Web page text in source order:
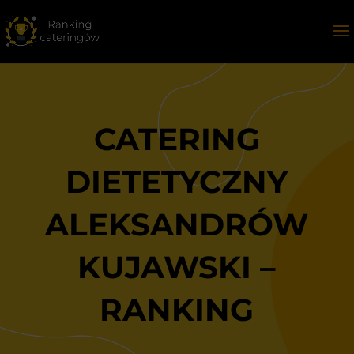
CATERING
DIETETYCZNY
ALEKSANDRÓW
KUJAWSKI –
RANKING